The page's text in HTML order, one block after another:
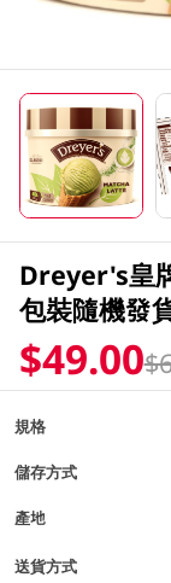
Dreyer's皇
包裝隨機發
$49.00
規格
儲存方式
產地
送貨方式